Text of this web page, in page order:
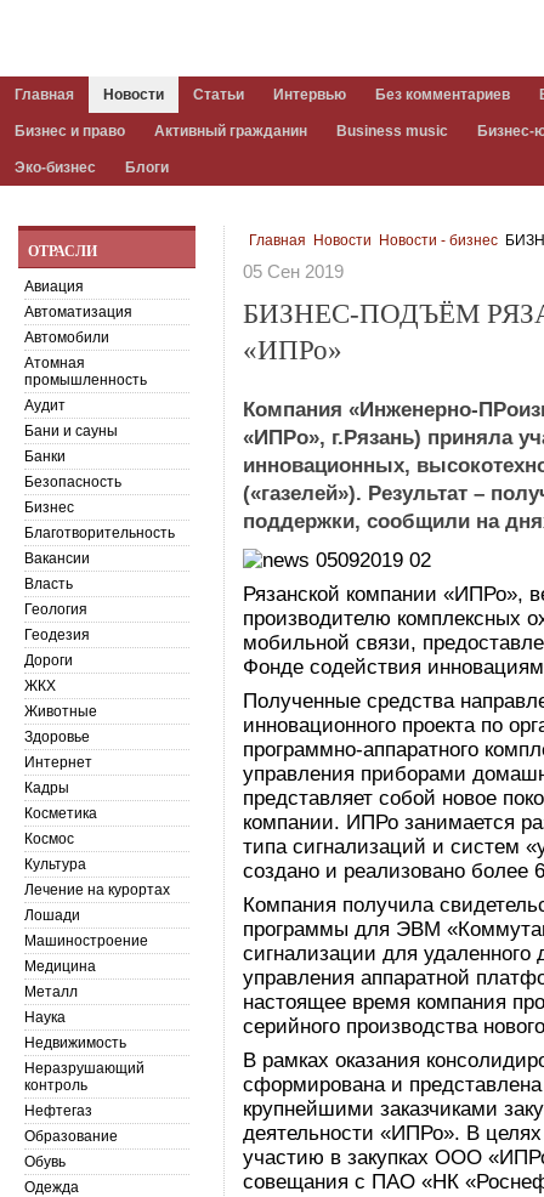
Главная Новости Статьи Интервью Без комментариев
Бизнес и право Активный гражданин Business music Бизнес-
Эко-бизнес Блоги
Главная Новости Новости - бизнес
05 Сен 2019
БИЗНЕС-ПОДЪЁМ
«ИПРо»
Компания «Инженерно-
«ИПРо», г.Рязань) приняла
инновационных,
(«газелей»). Результат –
поддержки, сообщили на
Рязанской компании «ИПРо»,
производителю комплексных
мобильной связи,
Фонде содействия
Полученные средства
инновационного проекта по
программно-аппаратного
управления приборами
представляет собой новое
компании. ИПРо занимается
типа сигнализаций и систем
создано и реализовано более
Компания получила
программы для ЭВМ
сигнализации для
управления аппаратной
настоящее время компания
серийного производства
В рамках оказания
сформирована и
крупнейшими заказчиками
деятельности «ИПРо». В
участию в закупках ООО
совещания с ПАО «НК
ОТРАСЛИ
Авиация
Автоматизация
Автомобили
Атомная
промышленность
Аудит
Бани и сауны
Банки
Безопасность
Бизнес
Благотворительность
Вакансии
Власть
Геология
Геодезия
Дороги
ЖКХ
Животные
Здоровье
Интернет
Кадры
Косметика
Космос
Культура
Лечение на курортах
Лошади
Машиностроение
Медицина
Металл
Наука
Недвижимость
Неразрушающий
контроль
Нефтегаз
Образование
Обувь
Одежда